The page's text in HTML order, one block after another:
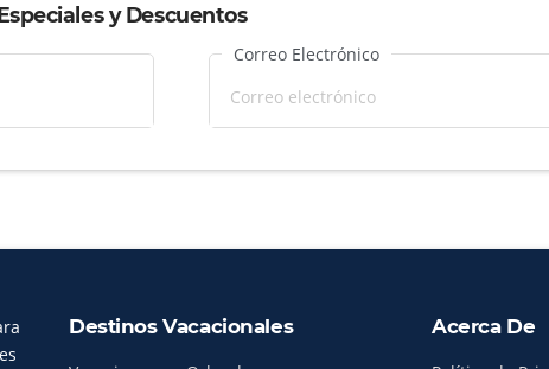
y Descuentos
Correo Electrónico
Destinos Vacacionales Acerca De